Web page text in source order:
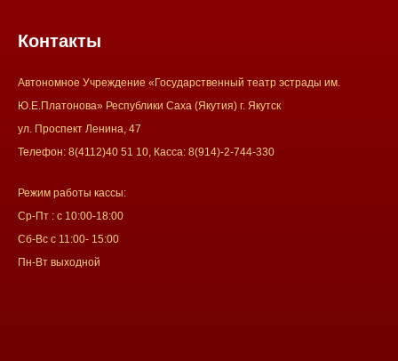
Контакты
Автономное Учреждение «Государственный театр эстрады им.
Ю.Е.Платонова» Республики Саха (Якутия) г. Якутск
ул. Проспект Ленина, 47
Телефон: 8(4112)40 51 10, Касса: 8(914)-2-744-330
Режим работы кассы:
Ср-Пт : с 10:00-18:00
Сб-Вс с 11:00- 15:00
Пн-Вт выходной